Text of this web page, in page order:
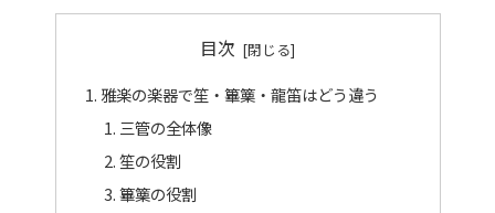
目次
雅楽の楽器で笙・篳篥・龍笛はどう違う
三管の全体像
笙の役割
篳篥の役割